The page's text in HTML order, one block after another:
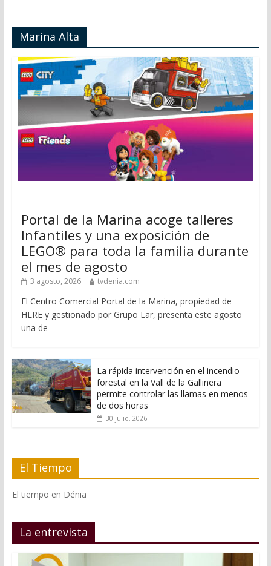
Marina Alta
Portal de la Marina acoge talleres
Infantiles y una exposición de
LEGO® para toda la familia durante
el mes de agosto
3 agosto, 2026 tvdenia.com
El Centro Comercial Portal de la Marina, propiedad de
HLRE y gestionado por Grupo Lar, presenta este agosto
una de
La rápida intervención en el incendio
forestal en la Vall de la Gallinera
permite controlar las llamas en menos
de dos horas
30 julio, 2026
El Tiempo
El tiempo en Dénia
La entrevista